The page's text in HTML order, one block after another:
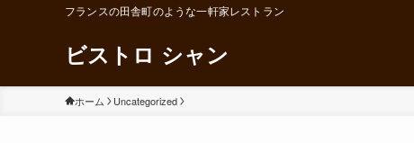
フランスの田舎町のような一軒家レストラン
ビストロ シャン
ホーム Uncategorized